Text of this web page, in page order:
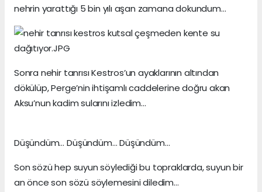
nehrin yarattığı 5 bin yılı aşan zamana dokundum…
Sonra nehir tanrısı Kestros’un ayaklarının altından
dökülüp, Perge’nin ihtişamlı caddelerine doğru akan
Aksu’nun kadim sularını izledim…
Düşündüm… Düşündüm… Düşündüm…
Son sözü hep suyun söylediği bu topraklarda, suyun bir
an önce son sözü söylemesini diledim…